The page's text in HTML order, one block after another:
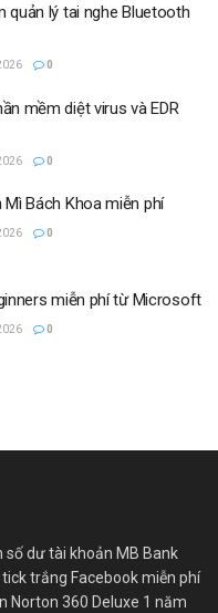
quản lý tai nghe Bluetooth
0
mềm diệt virus và EDR
0
Bách Khoa miễn phí
0
miễn phí từ Microsoft
0
số dư tài khoản MB Bank
trắng Facebook miễn phí
Norton 360 Deluxe 1 năm